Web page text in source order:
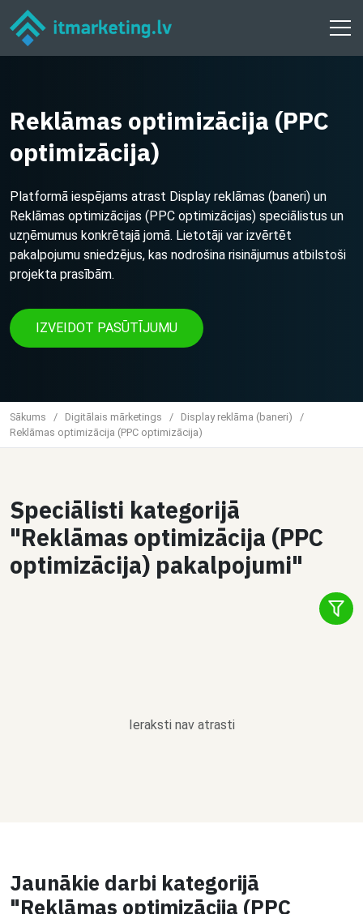
Reklāmas optimizācija (PPC
optimizācija)
Platformā iespējams atrast Display reklāmas (baneri) un
Reklāmas optimizācijas (PPC optimizācijas) speciālistus un
uzņēmumus konkrētajā jomā. Lietotāji var izvērtēt
pakalpojumu sniedzējus, kas nodrošina risinājumus atbilstoši
projekta prasībām.
IZVEIDOT PASŪTĪJUMU
Sākums / Digitālais mārketings / Display reklāma (baneri)
/
Reklāmas optimizācija (PPC optimizācija)
Speciālisti kategorijā
"Reklāmas optimizācija (PPC
optimizācija) pakalpojumi"
Ieraksti nav atrasti
Jaunākie darbi kategorijā
"Reklāmas optimizācija (PPC